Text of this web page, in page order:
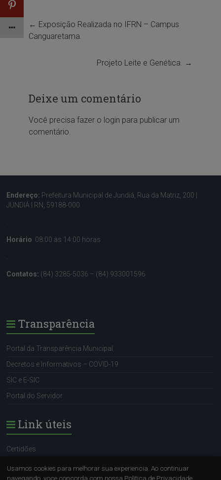
← Exposição Realizada no IFRN – Campus
Canguaretama.
Projeto Leite e Genética. →
Deixe um comentário
Você precisa fazer o login para publicar um
comentário.
Endereço: Prefeitura Municipal de Jundiá, Rua da Matriz, 200 |
JUNDIÁ | RN, 59188-000
Horário: 08:00 às 14:00 horas
Contatos: (84) 3285-5036 – (84) 933001596
Transparência
Portal da Transparência Municipal
Decretos e Informativos – COVID-19
SIC e E-SIC
Portal do Servidor
Link úteis
Certidões
Portal do Servidor
Usamos cookies para melhorar sua experiencia. Ao continuar
navegando, voce concorda com nossa Politica de Privacidade.